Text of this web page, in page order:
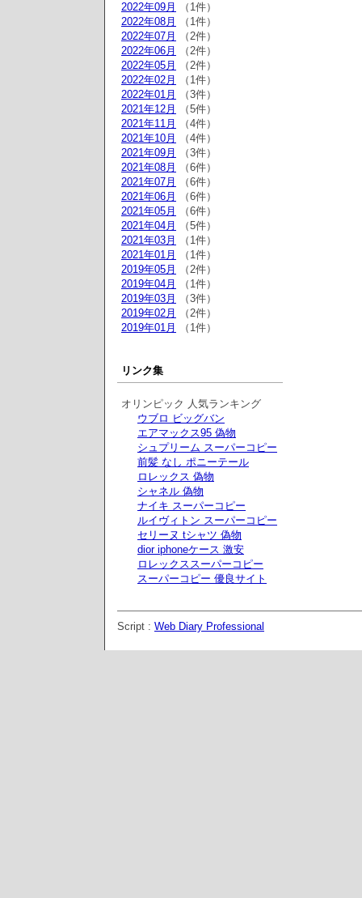
2022年09月
（1件）
2022年08月
（1件）
2022年07月
（2件）
2022年06月
（2件）
2022年05月
（2件）
2022年02月
（1件）
2022年01月
（3件）
2021年12月
（5件）
2021年11月
（4件）
2021年10月
（4件）
2021年09月
（3件）
2021年08月
（6件）
2021年07月
（6件）
2021年06月
（6件）
2021年05月
（6件）
2021年04月
（5件）
2021年03月
（1件）
2021年01月
（1件）
2019年05月
（2件）
2019年04月
（1件）
2019年03月
（3件）
2019年02月
（2件）
2019年01月
（1件）
リンク集
オリンピック 人気ランキング
ウブロ ビッグバン
エアマックス95 偽物
シュプリーム スーパーコピー
前髪 なし ポニーテール
ロレックス 偽物
シャネル 偽物
ナイキ スーパーコピー
ルイヴィトン スーパーコピー
セリーヌ tシャツ 偽物
dior iphoneケース 激安
ロレックススーパーコピー
スーパーコピー 優良サイト
Script : Web Diary Professional